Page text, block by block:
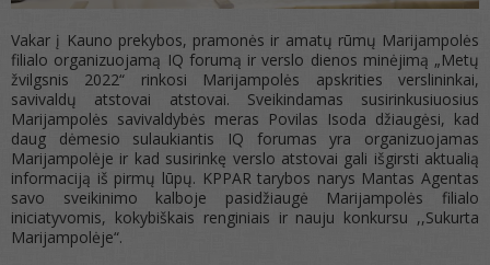
Vakar į Kauno prekybos, pramonės ir amatų rūmų Marijampolės
filialo organizuojamą IQ forumą ir verslo dienos minėjimą „Metų
žvilgsnis 2022“ rinkosi Marijampolės apskrities verslininkai,
savivaldų atstovai atstovai. Sveikindamas susirinkusiuosius
Marijampolės savivaldybės meras Povilas Isoda džiaugėsi, kad
daug dėmesio sulaukiantis IQ forumas yra organizuojamas
Marijampolėje ir kad susirinkę verslo atstovai gali išgirsti aktualią
informaciją iš pirmų lūpų. KPPAR tarybos narys Mantas Agentas
savo sveikinimo kalboje pasidžiaugė Marijampolės filialo
iniciatyvomis, kokybiškais renginiais ir nauju konkursu ,,Sukurta
Marijampolėje“.